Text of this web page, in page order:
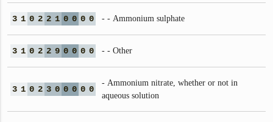
3 1 0 2 2 1 0 0 0 0 - - Ammonium sulphate
3 1 0 2 2 9 0 0 0 0 - - Other
3 1 0 2 3 0 0 0 0 0
- Ammonium nitrate, whether or not in
aqueous solution